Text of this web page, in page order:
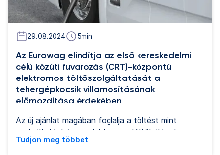
29.08.2024 5min
Az Eurowag elindítja az első kereskedelmi
célú közúti fuvarozás (CRT)-központú
elektromos töltőszolgáltatását a
tehergépkocsik villamosításának
előmozdítása érdekében
Az új ajánlat magában foglalja a töltést mint
szolgáltatást és az elektromos töltőhálózat
fejlesztését – lehetővé téve a hozzáférést az
Tudjon meg többet